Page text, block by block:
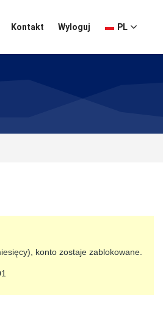
Kontakt Wyloguj PL
konto zostaje zablokowane.